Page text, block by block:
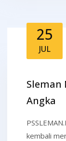
25
JUL
Sleman
Angka
kembali